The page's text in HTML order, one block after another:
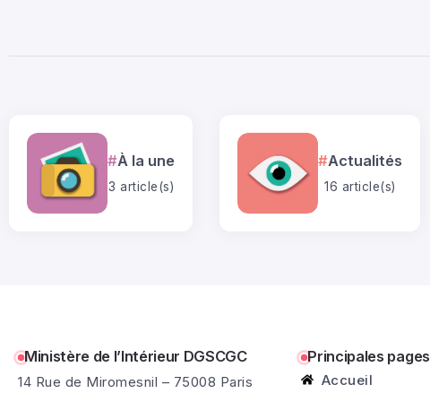
À la une
3 article(s)
Actualités
16 article(s)
Ministère de l’Intérieur DGSCGC
14 Rue de Miromesnil – 75008 Paris
Principales pages
Accueil